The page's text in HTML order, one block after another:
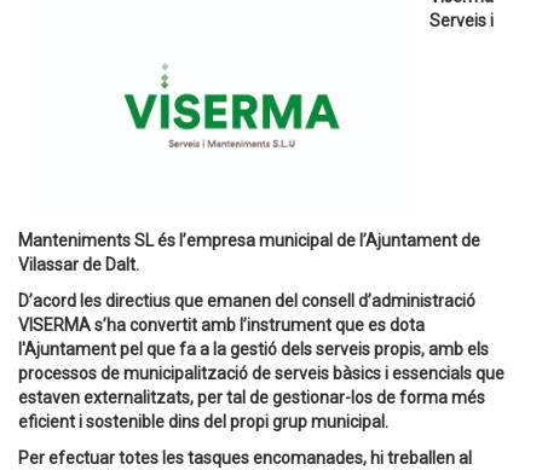
Serveis i
Manteniments SL és l’empresa municipal de l’Ajuntament de
Vilassar de Dalt.
D’acord les directius que emanen del consell d’administració
VISERMA s’ha convertit amb l’instrument que es dota
l'Ajuntament pel que fa a la gestió dels serveis propis, amb els
processos de municipalització de serveis bàsics i essencials que
estaven externalitzats, per tal de gestionar-los de forma més
eficient i sostenible dins del propi grup municipal.
Per efectuar totes les tasques encomanades, hi treballen al